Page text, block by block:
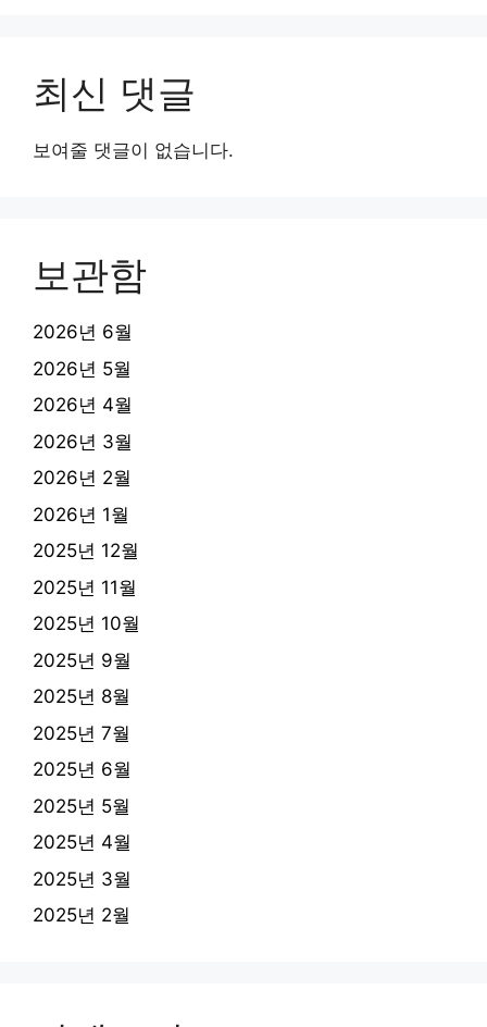
최신 댓글
보여줄 댓글이 없습니다.
보관함
2026년 6월
2026년 5월
2026년 4월
2026년 3월
2026년 2월
2026년 1월
2025년 12월
2025년 11월
2025년 10월
2025년 9월
2025년 8월
2025년 7월
2025년 6월
2025년 5월
2025년 4월
2025년 3월
2025년 2월